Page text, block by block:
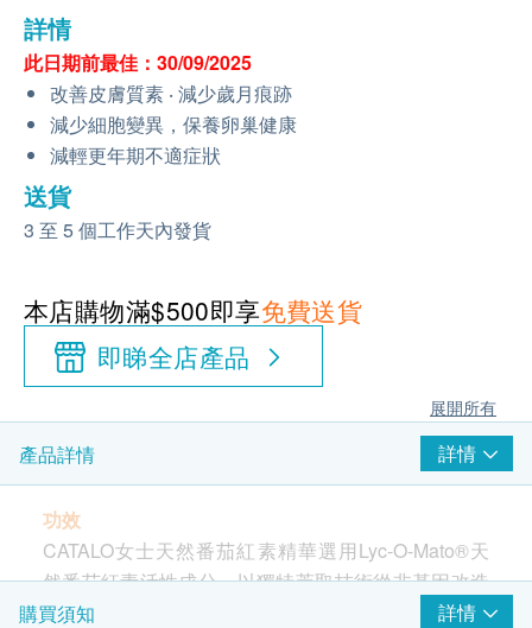
詳情
此日期前最佳：30/09/2025
改善皮膚質素 ‧ 減少歲月痕跡
減少細胞變異，保養卵巢健康
減輕更年期不適症狀
送貨
3 至 5 個工作天內發貨
本店購物滿$500即享免費送貨
即睇全店產品
展開所有
產品詳情 詳情
功效
CATALO女士天然番茄紅素精華選用Lyc-O-Mato®天
然番茄紅素活性成分，以獨特萃取技術從非基因改造
番茄中提取高濃度番茄紅素。研究顯示番茄紅素是高
購買須知 詳情